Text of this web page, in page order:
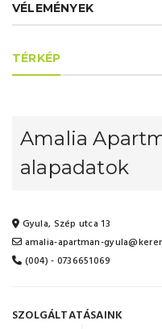
VÉLEMÉNYEK
TÉRKÉP
Amalia
alapadatok
Gyula, Szép utca 13
amalia-apartman-
(004) - 0736651069
SZOLGÁLTATÁSAINK